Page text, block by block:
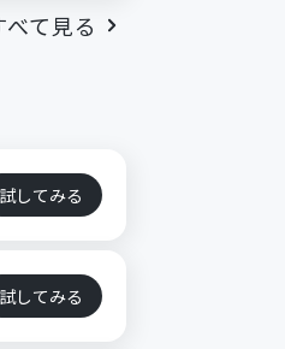
て見る
試してみる
試してみる